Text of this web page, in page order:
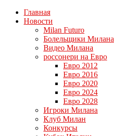
Главная
Новости
Milan Futuro
Болельщики Милана
Видео Милана
россонери на Евро
Евро 2012
Евро 2016
Евро 2020
Евро 2024
Евро 2028
Игроки Милана
Клуб Милан
Конкурсы